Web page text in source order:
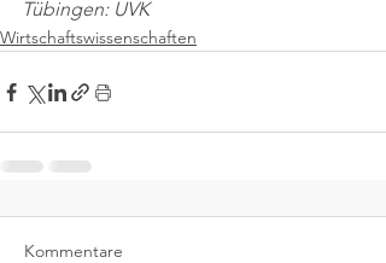
Tübingen: UVK
Wirtschaftswissenschaften
Kommentare